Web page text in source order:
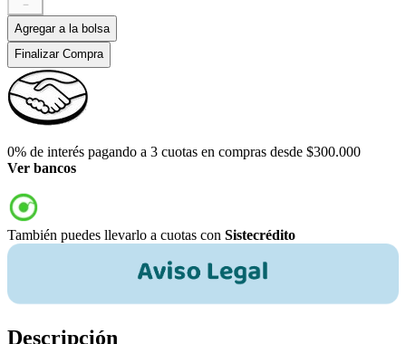
－
Agregar a la bolsa
Finalizar Compra
0% de interés pagando a 3 cuotas en compras desde $300.000
Ver bancos
También puedes llevarlo a cuotas con Sistecrédito
Descripción